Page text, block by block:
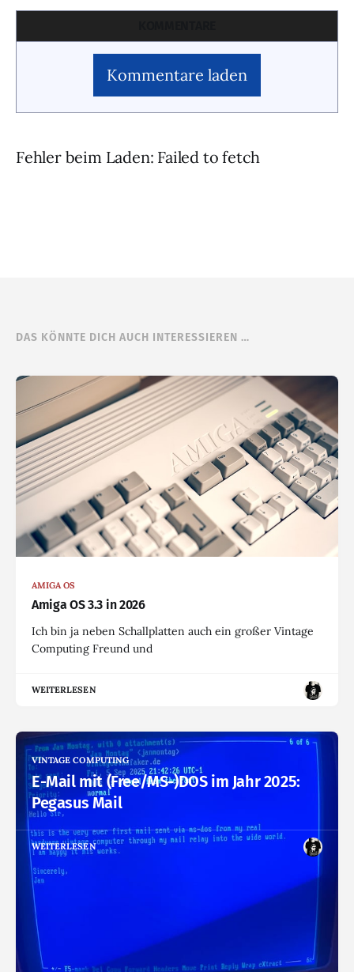
Kommentare laden
Fehler beim Laden: Failed to fetch
DAS KÖNNTE DICH AUCH INTERESSIEREN …
AMIGA OS
Amiga OS 3.3 in 2026
Ich bin ja neben Schallplatten auch ein großer Vintage
Computing Freund und
WEITERLESEN
VINTAGE COMPUTING
E-Mail mit (Free/MS-)DOS im Jahr 2025:
Pegasus Mail
WEITERLESEN